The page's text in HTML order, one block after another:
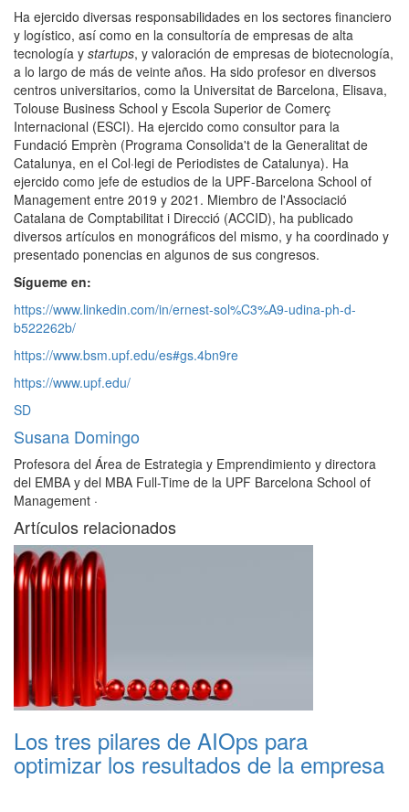
Ha ejercido diversas responsabilidades en los sectores financiero
y logístico, así como en la consultoría de empresas de alta
tecnología y startups, y valoración de empresas de biotecnología,
a lo largo de más de veinte años. Ha sido profesor en diversos
centros universitarios, como la Universitat de Barcelona, Elisava,
Tolouse Business School y Escola Superior de Comerç
Internacional (ESCI). Ha ejercido como consultor para la
Fundació Emprèn (Programa Consolida't de la Generalitat de
Catalunya, en el Col·legi de Periodistes de Catalunya). Ha
ejercido como jefe de estudios de la UPF-Barcelona School of
Management entre 2019 y 2021. Miembro de l'Associació
Catalana de Comptabilitat i Direcció (ACCID), ha publicado
diversos artículos en monográficos del mismo, y ha coordinado y
presentado ponencias en algunos de sus congresos.
Sígueme en:
https://www.linkedin.com/in/ernest-sol%C3%A9-udina-ph-d-
b522262b/
https://www.bsm.upf.edu/es#gs.4bn9re
https://www.upf.edu/
SD
Susana Domingo
Profesora del Área de Estrategia y Emprendimiento y directora
del EMBA y del MBA Full-Time de la UPF Barcelona School of
Management ·
Artículos relacionados
Los tres pilares de AIOps para
optimizar los resultados de la empresa